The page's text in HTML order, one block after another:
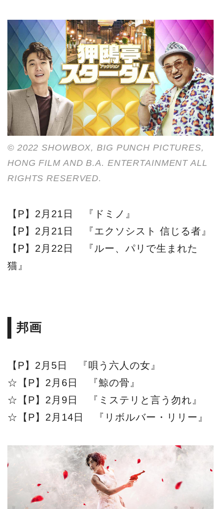
© 2022 SHOWBOX, BIG PUNCH PICTURES,
HONG FILM AND B.A. ENTERTAINMENT ALL
RIGHTS RESERVED.
【P】2月21日 『ドミノ』
【P】2月21日 『エクソシスト 信じる者』
【P】2月22日 『ルー、パリで生まれた
猫』
邦画
【P】2月5日 『唄う六人の女』
☆【P】2月6日 『鯨の骨』
☆【P】2月9日 『ミステリと言う勿れ』
☆【P】2月14日 『リボルバー・リリー』